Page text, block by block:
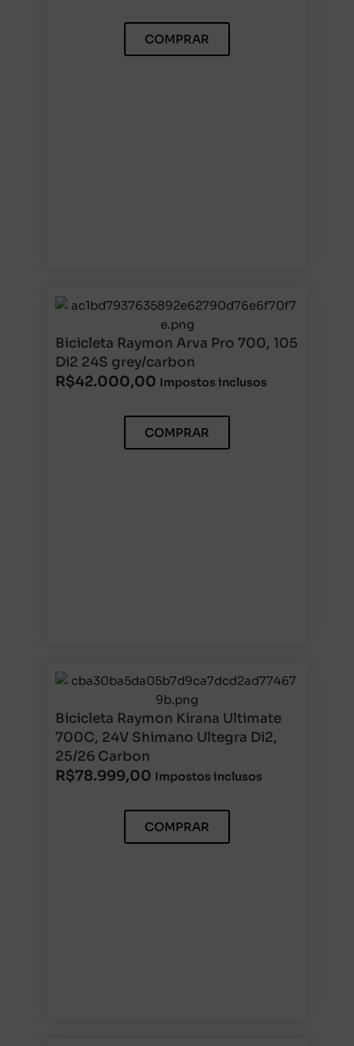
COMPRAR
Bicicleta Raymon Arva Pro 700, 105
Di2 24S grey/carbon
R$42.000,00 Impostos inclusos
COMPRAR
Bicicleta Raymon Kirana Ultimate
700C, 24V Shimano Ultegra Di2,
25/26 Carbon
R$78.999,00 Impostos inclusos
COMPRAR